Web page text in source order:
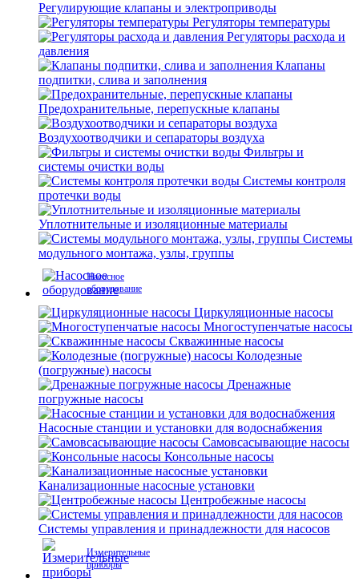
Регулирующие клапаны и электроприводы
Регуляторы температуры
Регуляторы расхода и
давления
Клапаны
подпитки, слива и заполнения
Предохранительные, перепускные клапаны
Воздухоотводчики и сепараторы воздуха
Фильтры и
системы очистки воды
Системы контроля
протечки воды
Уплотнительные и изоляционные материалы
Системы
модульного монтажа, узлы, группы
Насосное
оборудование
Циркуляционные насосы
Многоступенчатые насосы
Скважинные насосы
Колодезные
(погружные) насосы
Дренажные
погружные насосы
Насосные станции и установки для водоснабжения
Самовсасывающие насосы
Консольные насосы
Канализационные насосные установки
Центробежные насосы
Системы управления и принадлежности для насосов
Измерительные
приборы